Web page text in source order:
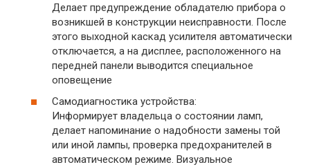
Делает предупреждение обладателю прибора о
возникшей в конструкции неисправности. После
этого выходной каскад усилителя автоматически
отключается, а на дисплее, расположенного на
передней панели выводится специальное
оповещение
Самодиагностика устройства:
Информирует владельца о состоянии ламп,
делает напоминание о надобности замены той
или иной лампы, проверка предохранителей в
автоматическом режиме. Визуальное